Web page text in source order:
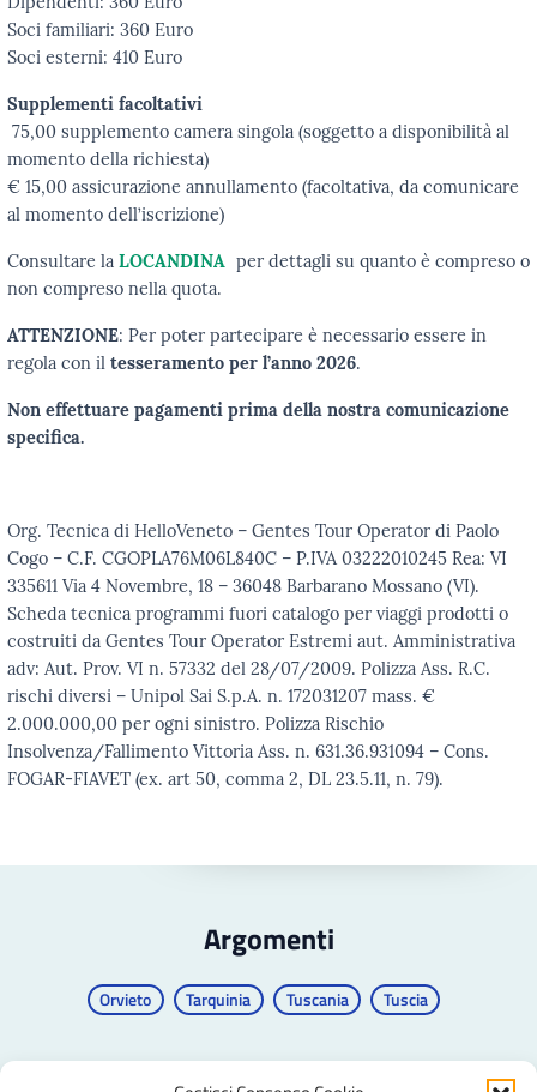
Soci familiari: 360 Euro
Soci esterni: 410 Euro
Supplementi facoltativi
75,00 supplemento camera singola (soggetto a disponibilità al
momento della richiesta)
€ 15,00 assicurazione annullamento (facoltativa, da comunicare
al momento dell’iscrizione)
Consultare la LOCANDINA per dettagli su quanto è compreso o
non compreso nella quota.
ATTENZIONE: Per poter partecipare è necessario essere in
regola con il tesseramento per l’anno 2026.
Non effettuare pagamenti prima della nostra comunicazione
specifica.
Org. Tecnica di HelloVeneto – Gentes Tour Operator di Paolo
Cogo – C.F. CGOPLA76M06L840C – P.IVA 03222010245 Rea: VI
335611 Via 4 Novembre, 18 – 36048 Barbarano Mossano (VI).
Scheda tecnica programmi fuori catalogo per viaggi prodotti o
costruiti da Gentes Tour Operator Estremi aut. Amministrativa
adv: Aut. Prov. VI n. 57332 del 28/07/2009. Polizza Ass. R.C.
rischi diversi – Unipol Sai S.p.A. n. 172031207 mass. €
2.000.000,00 per ogni sinistro. Polizza Rischio
Insolvenza/Fallimento Vittoria Ass. n. 631.36.931094 – Cons.
FOGAR-FIAVET (ex. art 50, comma 2, DL 23.5.11, n. 79).
Argomenti
Orvieto Tarquinia Tuscania Tuscia